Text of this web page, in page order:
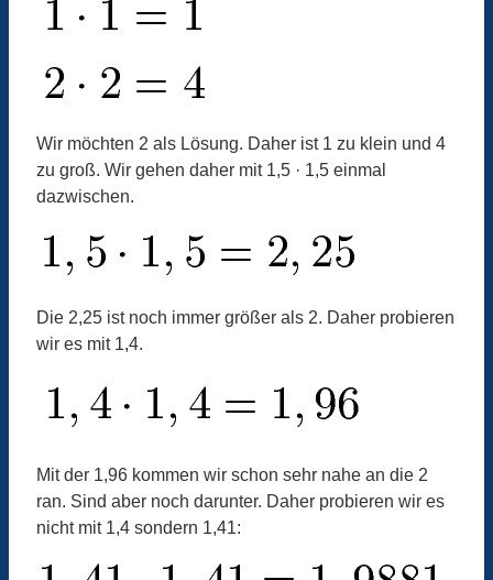
Wir möchten 2 als Lösung. Daher ist 1 zu klein und 4
zu groß. Wir gehen daher mit 1,5 · 1,5 einmal
dazwischen.
Die 2,25 ist noch immer größer als 2. Daher probieren
wir es mit 1,4.
Mit der 1,96 kommen wir schon sehr nahe an die 2
ran. Sind aber noch darunter. Daher probieren wir es
nicht mit 1,4 sondern 1,41: